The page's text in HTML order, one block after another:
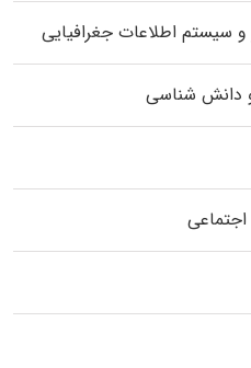
سیستم اطلاعات جغرافیایی
دانش شناسی